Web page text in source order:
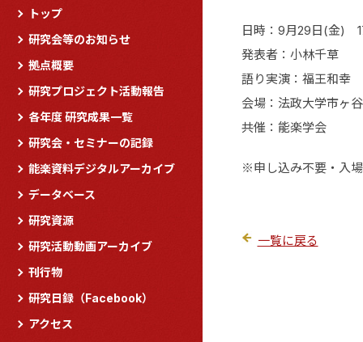
トップ
研究会等のお知らせ
拠点概要
研究プロジェクト活動報告
各年度 研究成果一覧
研究会・セミナーの記録
能楽資料デジタルアーカイブ
データベース
研究資源
研究活動動画アーカイブ
刊行物
研究日録（Facebook）
アクセス
日時：9月29日(金)
発表者：小林千草
語り実演：福王和幸
会場：法政大学市ヶ
共催：能楽学会
※申し込み不要・入
一覧に戻る